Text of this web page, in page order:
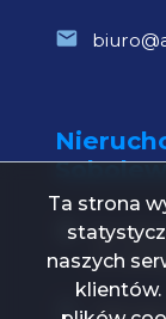
Św.
15-419
739 000
Ta strona
naszych